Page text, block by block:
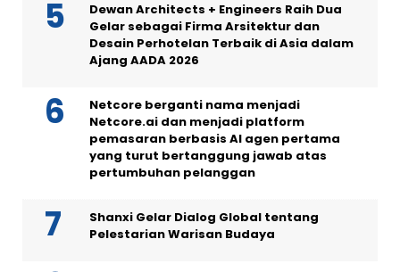
Dewan Architects + Engineers Raih Dua
Gelar sebagai Firma Arsitektur dan
Desain Perhotelan Terbaik di Asia dalam
Ajang AADA 2026
Netcore berganti nama menjadi
Netcore.ai dan menjadi platform
pemasaran berbasis AI agen pertama
yang turut bertanggung jawab atas
pertumbuhan pelanggan
Shanxi Gelar Dialog Global tentang
Pelestarian Warisan Budaya